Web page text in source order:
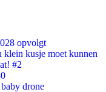
opvolgt
kusje moet kunnen
#2
drone